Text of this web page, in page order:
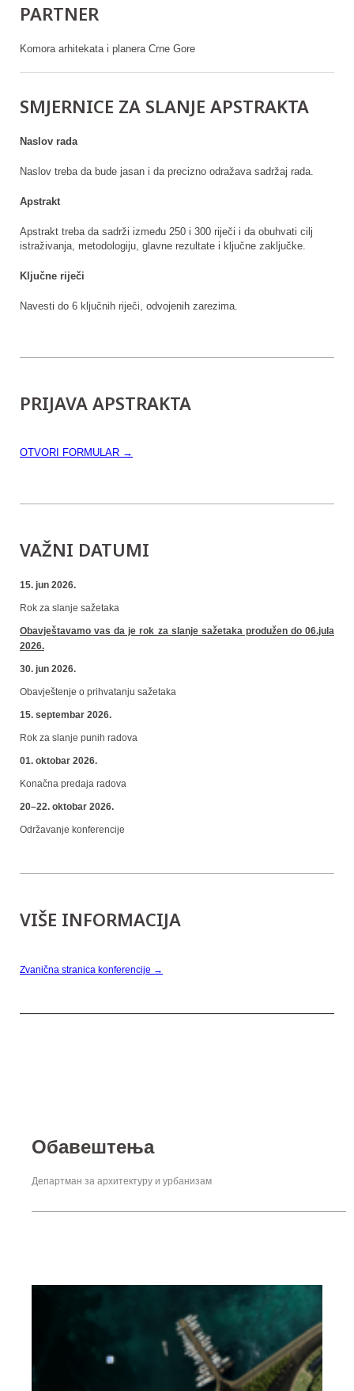
PARTNER
Komora arhitekata i planera Crne Gore
SMJERNICE ZA SLANJE APSTRAKTA
Naslov rada
Naslov treba da bude jasan i da precizno odražava sadržaj rada.
Apstrakt
Apstrakt treba da sadrži između 250 i 300 riječi i da obuhvati cilj
istraživanja, metodologiju, glavne rezultate i ključne zaključke.
Ključne riječi
Navesti do 6 ključnih riječi, odvojenih zarezima.
PRIJAVA APSTRAKTA
OTVORI FORMULAR →
VAŽNI DATUMI
15. jun 2026.
Rok za slanje sažetaka
Obavještavamo vas da je rok za slanje sažetaka produžen do 06.jula
2026.
30. jun 2026.
Obavještenje o prihvatanju sažetaka
15. septembar 2026.
Rok za slanje punih radova
01. oktobar 2026.
Konačna predaja radova
20–22. oktobar 2026.
Održavanje konferencije
VIŠE INFORMACIJA
Zvanična stranica konferencije →
Обавештења
Департман за архитектуру и урбанизам